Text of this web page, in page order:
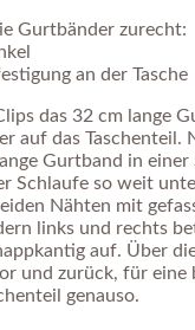
Gurtbänder zurecht:
an der Tasche
das 32 cm lange
auf das Taschenteil.
Gurtband in
Schlaufe so weit
Nähten mit
links und rechts
auf. Über
und zurück, für eine
genauso.